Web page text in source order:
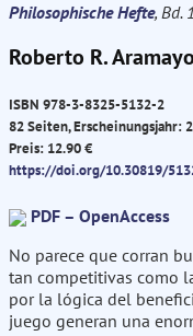
Philosophische Hefte, Bd.
Roberto R. Aramayo
ISBN 978-3-8325-5132-2
82 Seiten, Erscheinungsjahr:
Preis: 12.90 €
https://doi.org/10.30819/
PDF – OpenAccess
No parece que corran
tan competitivas como
por la lógica del
juego generan una